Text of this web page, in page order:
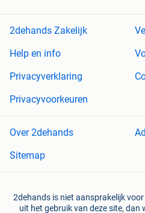
2dehands Zakelijk
Help en info
Privacyverklaring
Privacyvoorkeuren
Over 2dehands
Sitemap
2dehands is niet aansprakelijk
uit het gebruik van deze site,